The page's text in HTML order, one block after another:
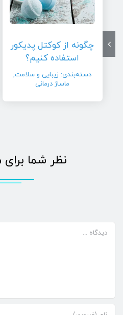
چگونه از کوکتل پدیکور
استفاده کنیم؟
دسته‌بندی: زیبایی و سلامت,
ماساژ درمانی
نظر شما برای
دیدگاه